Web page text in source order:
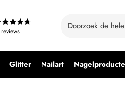
reviews
Glitter Nailart